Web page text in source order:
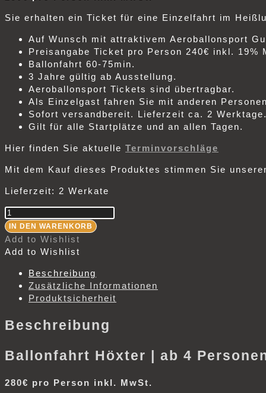
Sie erhalten ein Ticket für eine Einzelfahrt im
Auf Wunsch mit attraktivem Aeroballonsport
Preisangabe Ticket pro Person 240€ inkl. 19%
Ballonfahrt 60-75min.
3 Jahre gültig ab Ausstellung.
Aeroballonsport Tickets sind übertragbar.
Als Einzelgast fahren Sie mit anderen
Sofort versandbereit. Lieferzeit ca. 2
Gilt für alle Startplätze und an allen Tagen.
Hier finden Sie aktuelle Terminvorschläge
Mit dem Kauf dieses Produktes stimmen Sie
Lieferzeit: 2 Werkate
Ballonfahrt
Raum
Höxter
Menge
IN DEN WARENKORB
Add to Wishlist
Add to Wishlist
Beschreibung
Zusätzliche Informationen
Produktsicherheit
Beschreibung
Ballonfahrt Höxter | ab 4
280€ pro Person inkl. MwSt.